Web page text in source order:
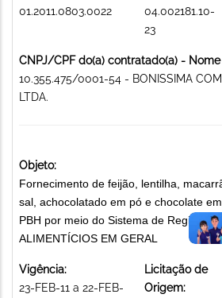
01.2011.0803.0022
04.002181.10-
23
CNPJ/CPF do(a) contratado(a) -
10.355.475/0001-54 - BONISSIMA
LTDA.
Objeto:
Fornecimento de feijão, lentilha,
sal, achocolatado em pó e chocolate
PBH por meio do Sistema de Registro
ALIMENTÍCIOS EM GERAL
Vigência:
23-FEB-11 a 22-FEB-
Licitação de
Origem: